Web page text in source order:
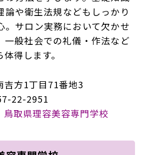
論や衛生法規などもしっかり
。サロン実務において欠かせ
一般社会での礼儀・作法など
得します。
吉方1丁目71番地3
22-2951
鳥取県理容美容専門学校